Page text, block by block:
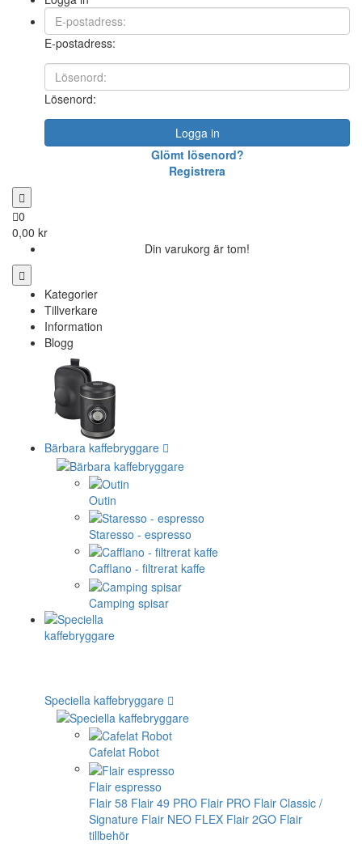
E-postadress:
Lösenord:
Logga in
Glömt lösenord?
Registrera
0
0,00 kr
Din varukorg är tom!
Kategorier
Tillverkare
Information
Blogg
Bärbara kaffebryggare
Outin
Staresso - espresso
Cafflano - filtrerat kaffe
Camping spisar
Speciella kaffebryggare
Cafelat Robot
Flair espresso
Flair 58 Flair 49 PRO Flair PRO Flair Classic /
Signature Flair NEO FLEX Flair 2GO Flair
tillbehör